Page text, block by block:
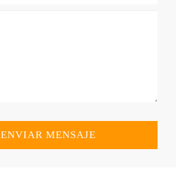
ENVIAR MENSAJE